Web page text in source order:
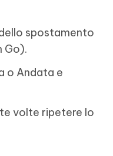
spostamento
Go).
o Andata e
volte ripetere lo